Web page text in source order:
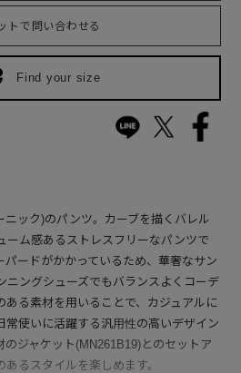
トで問い合わせる
Find your size
ニック)のパンツ。カーブを描くバレル
ーム感あるストレスフリーなパンツで
パードがかかっているため、華奢なサン
ニングシューズでもバランスよくコーデ
ある素材を用いることで、カジュアルに
常使いに活躍する汎用性の高いデザイン
のジャケット(MN261B19)とのセットア
るスタイルを楽しめます。